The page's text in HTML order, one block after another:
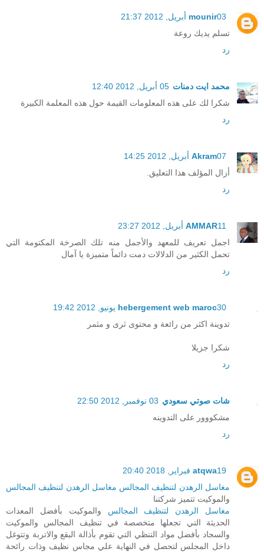
mounir03 أبريل, 2012 21:37
تسلم يديك روعة
رد
محمد ايت دمنات 05 أبريل, 2012 12:40
شكرا لك على هذه المعلومات القيمة حول هذه المعلمة الكبيرة
رد
Akram07 أبريل, 2012 14:25
أزال المؤلف هذا التعليق.
رد
AMMAR11 أبريل, 2012 23:27
اجمل تعريف للمعهد والأجمل منه تلك الصرخة المكتومة التي
تحمل الكثير من الدلالات دمت دائماً متميزة يا آمال
رد
hebergement web maroc30 يونيو, 2012 19:42
تدوينة اكثر من رائعة و محتوى ثرى و مثمر
شكرا جزيلا
رد
شات صوتي سعودي 03 نوفمبر, 2012 22:50
مشكووور على التدوينه
رد
atqwa19 فبراير, 2018 20:40
مغاسل الرهدن لتنظيف المجالس مغاسل الرهدن لتنظيف المجالس
والموكيت تتميز شركتنا
مغاسل الرهدن لتنظيف المجالس والموكيت بأفضل المعدات
الحديثة التي تجعلها متخصصة في تنظيف المجالس والموكيت
والسجاد بأفضل مواد التنظي التي تقوم بأذالة البقع والاتربة وتتوغل
داخل المجلس لتحصل في النهاية علي مجاس نظيف وذات رائحة